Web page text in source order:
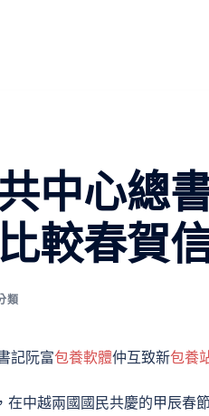
中心總
較春賀
類
記阮富包養軟體仲互致新包養
中越兩國國民共慶的甲辰春